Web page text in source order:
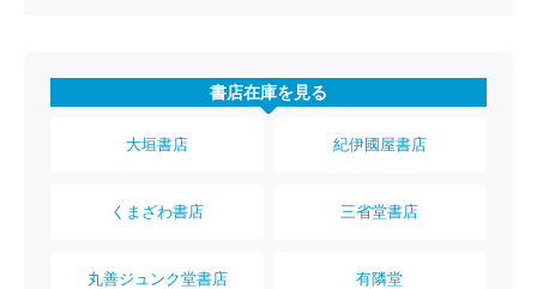
書店在庫を見る
大垣書店 紀伊國屋書店
くまざわ書店 三省堂書店
丸善ジュンク堂書店 有隣堂